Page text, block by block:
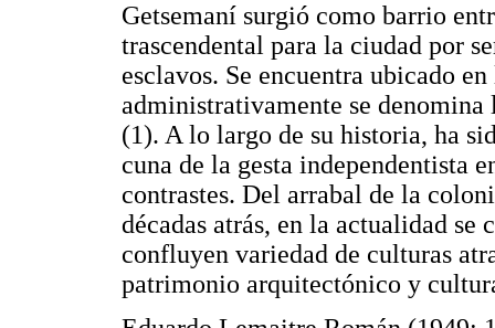
Getsemaní surgió como barrio
trascendental para la ciudad por
esclavos. Se encuentra ubicado
administrativamente se
(1). A lo largo de su historia, ha
cuna de la gesta independentista
contrastes. Del arrabal de la
décadas atrás, en la actualidad
confluyen variedad de culturas
patrimonio arquitectónico y